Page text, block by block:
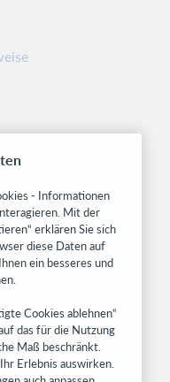
- Informationen
Mit der
erklären Sie sich
diese Daten auf
ein besseres und
Cookies ablehnen“
das für die Nutzung
Maß beschränkt.
Erlebnis auswirken.